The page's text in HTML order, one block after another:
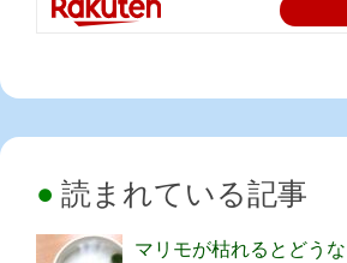
読まれている記事
マリモが枯れるとどう